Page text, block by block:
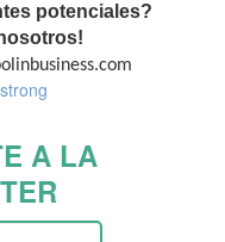
potenciales?
A LA